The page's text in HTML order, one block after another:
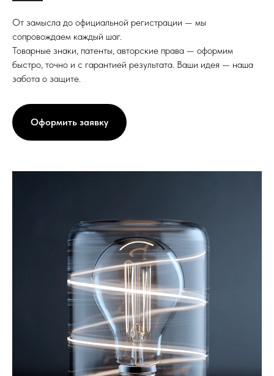
От замысла до официальной регистрации — мы
сопровождаем каждый шаг.
Товарные знаки, патенты, авторские права — оформим
быстро, точно и с гарантией результата. Ваши идея — наша
забота о защите.
Оформить заявку